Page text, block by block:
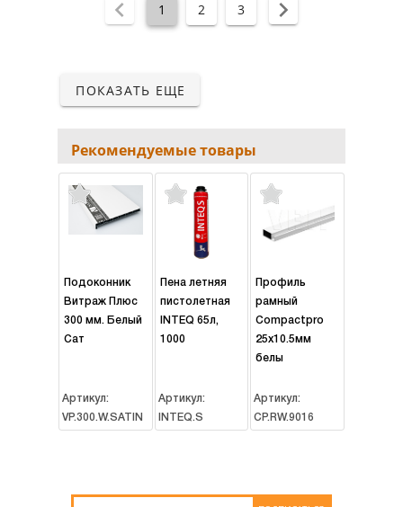
1 2 3
ПОКАЗАТЬ ЕЩЕ
Рекомендуемые товары
Подоконник
Витраж Плюс
300 мм. Белый
Сат
Артикул:
VP.300.W.SATIN
Пена летняя
пистолетная
INTEQ 65л,
1000
Артикул:
INTEQ.S
Профиль
рамный
Compactpro
25х10.5мм
белы
Артикул:
CP.RW.9016